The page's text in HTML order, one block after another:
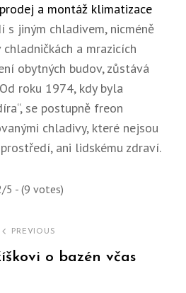
prodej a montáž klimatizace
s jiným chladivem, nicméně
a mrazicích
obytných budov, zůstává
roku 1974, kdy byla
se postupně freon
chladivy, které nejsou
ani lidskému zdraví.
5 - (9 votes)
PREVIOUS
o bazén včas